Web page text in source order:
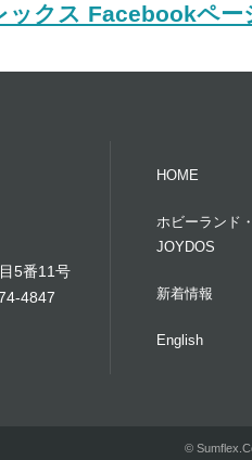
ックス Facebookペー
5番11号
4847
HOME
ホビーランド・
JOYDOS
新着情報
English
©